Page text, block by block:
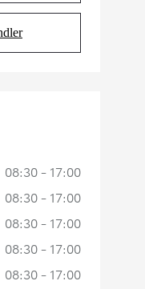
tab)
08:30 - 17:00
08:30 - 17:00
08:30 - 17:00
08:30 - 17:00
08:30 - 17:00